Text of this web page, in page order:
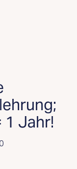
Jahr!